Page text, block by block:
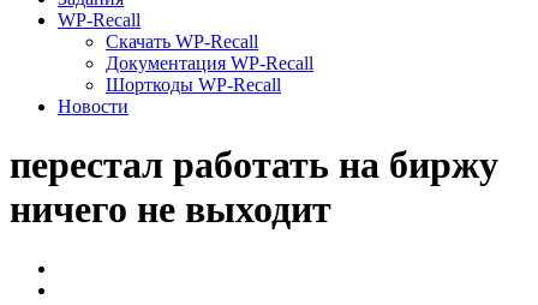
WP-Recall
Скачать WP-Recall
Документация WP-Recall
Шорткоды WP-Recall
Новости
перестал работать на биржу
ничего не выходит